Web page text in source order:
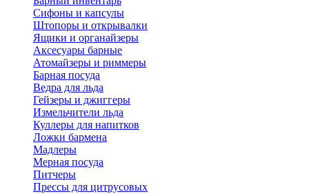
Сифоны и капсулы
Штопоры и открывалки
Ящики и органайзеры
Аксесуары барные
Атомайзеры и риммеры
Барная посуда
Ведра для льда
Гейзеры и джиггеры
Измельчители льда
Куллеры для напитков
Ложки бармена
Мадлеры
Мерная посуда
Питчеры
Прессы для цитрусовых